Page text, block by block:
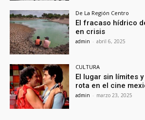
De La Región Centro
El fracaso hídrico
en crisis
admin - abril 6, 2025
CULTURA
El lugar sin límites
rota en el cine
admin - marzo 23, 2025